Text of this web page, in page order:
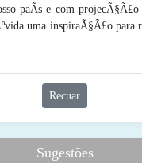
paÃ­s e com
uma inspiraÃ§Ã£o para
Recuar
Sugestões